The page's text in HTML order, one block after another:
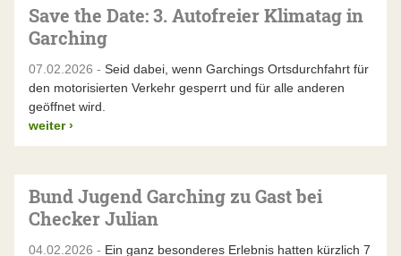
Save the Date: 3. Autofreier Klimatag in
Garching
07.02.2026 - Seid dabei, wenn Garchings Ortsdurchfahrt für
den motorisierten Verkehr gesperrt und für alle anderen
geöffnet wird.
weiter ›
Bund Jugend Garching zu Gast bei
Checker Julian
04.02.2026 - Ein ganz besonderes Erlebnis hatten kürzlich 7